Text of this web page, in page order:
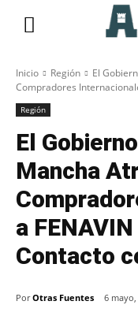
Inicio Región
El
Compradores
Región
El
Mancha
a
Contacto
Por Otras Fuentes 6 mayo,